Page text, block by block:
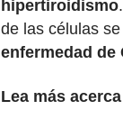
hipertiroidismo
de las células
enfermedad de
Lea más